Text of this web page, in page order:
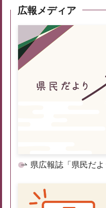
広報メディア
県広報誌「県民だよ